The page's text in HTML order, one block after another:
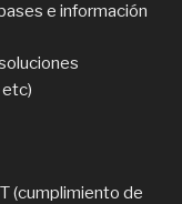
e información
(cumplimiento de